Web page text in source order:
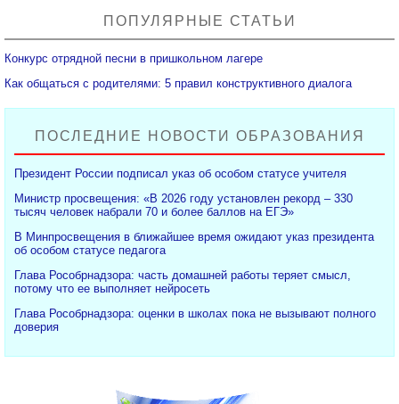
ПОПУЛЯРНЫЕ СТАТЬИ
Конкурс отрядной песни в пришкольном лагере
Как общаться с родителями: 5 правил конструктивного диалога
ПОСЛЕДНИЕ НОВОСТИ ОБРАЗОВАНИЯ
Президент России подписал указ об особом статусе учителя
Министр просвещения: «В 2026 году установлен рекорд – 330
тысяч человек набрали 70 и более баллов на ЕГЭ»
В Минпросвещения в ближайшее время ожидают указ президента
об особом статусе педагога
Глава Рособрнадзора: часть домашней работы теряет смысл,
потому что ее выполняет нейросеть
Глава Рособрнадзора: оценки в школах пока не вызывают полного
доверия